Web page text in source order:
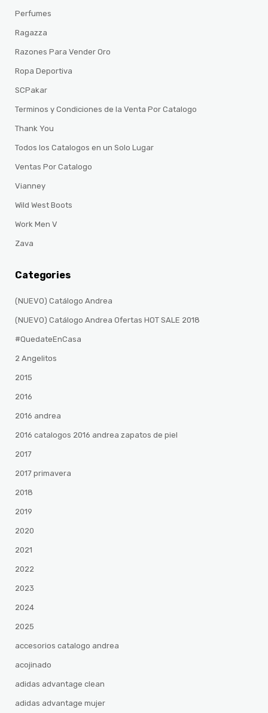
Perfumes
Ragazza
Razones Para Vender Oro
Ropa Deportiva
SCPakar
Terminos y Condiciones de la Venta Por Catalogo
Thank You
Todos los Catalogos en un Solo Lugar
Ventas Por Catalogo
Vianney
Wild West Boots
Work Men V
Zava
Categories
(NUEVO) Catálogo Andrea
(NUEVO) Catálogo Andrea Ofertas HOT SALE 2018
#QuedateEnCasa
2 Angelitos
2015
2016
2016 andrea
2016 catalogos 2016 andrea zapatos de piel
2017
2017 primavera
2018
2019
2020
2021
2022
2023
2024
2025
accesorios catalogo andrea
acojinado
adidas advantage clean
adidas advantage mujer